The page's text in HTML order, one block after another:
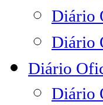
Diário
Diário
Diário
Diário